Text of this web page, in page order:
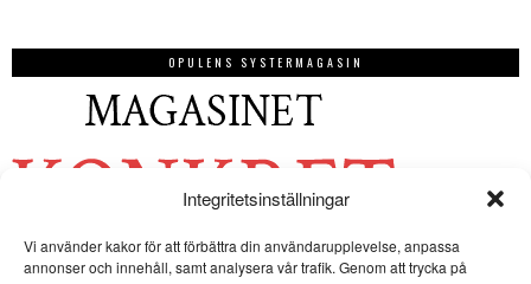
Integritetsinställningar
Vi använder kakor för att förbättra din användarupplevelse, anpassa
annonser och innehåll, samt analysera vår trafik. Genom att trycka på
OPULENS SYSTERMAGASIN